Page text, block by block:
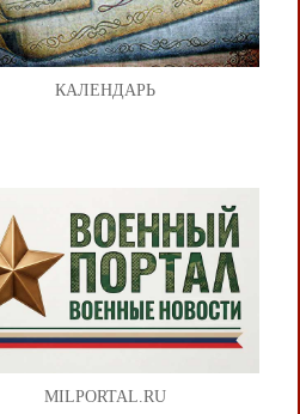
КАЛЕНДАРЬ
MILPORTAL.RU